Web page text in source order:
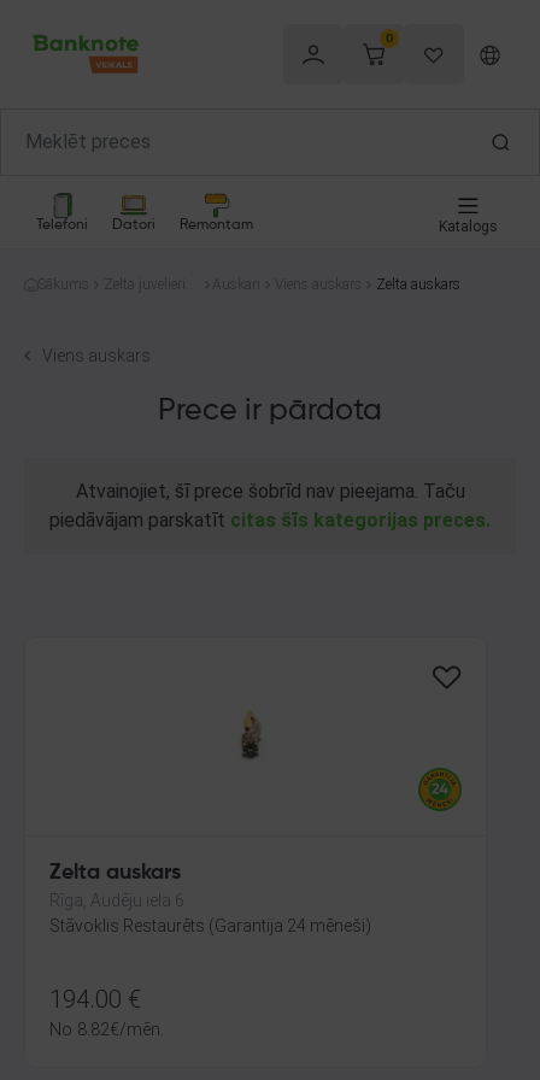
0
Telefoni Datori Remontam Katalogs
Sākums
Zelta juvelierizs
Auskari Viens auskars Zelta auskars
Viens auskars
Prece ir pārdota
Atvainojiet, šī prece šobrīd nav pieejama. Taču
piedāvājam parskatīt citas šīs kategorijas preces.
Zelta auskars
Rīga, Audēju iela 6
Stāvoklis Restaurēts (Garantija 24 mēneši)
194.00 €
No 8.82€/mēn.